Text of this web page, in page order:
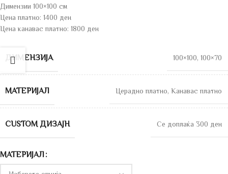
Димензии 100×100 см
Цена платно: 1400 ден
Цена канавас платно: 1800 ден
ДИМЕНЗИЈА 100×100, 100×70
МАТЕРИЈАЛ Церадно платно, Канавас платно
CUSTOM ДИЗАЈН Се доплаќа 300 ден
МАТЕРИЈАЛ